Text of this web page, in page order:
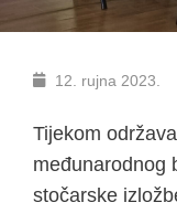
12. rujna 2023.
Tijekom
međunarodnog
stočarske